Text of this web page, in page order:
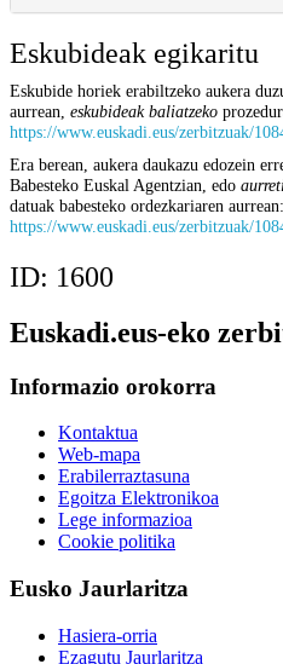
Eskubideak egikaritu
Eskubide horiek erabiltzeko aukera
aurrean, eskubideak baliatzeko
https://www.euskadi.eus/zerbitzuak/
Era berean, aukera daukazu edozein
Babesteko Euskal Agentzian, edo
datuak babesteko ordezkariaren aurrean:
https://www.euskadi.eus/zerbitzuak/
ID: 1600
Euskadi.eus-eko
Informazio orokorra
Kontaktua
Web-mapa
Erabilerraztasuna
Egoitza Elektronikoa
Lege informazioa
Cookie politika
Eusko Jaurlaritza
Hasiera-orria
Ezagutu Jaurlaritza